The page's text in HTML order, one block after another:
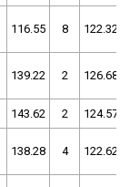
116.55 8 122.32
139.22 2 126.68
143.62 2 124.57
138.28 4 122.62